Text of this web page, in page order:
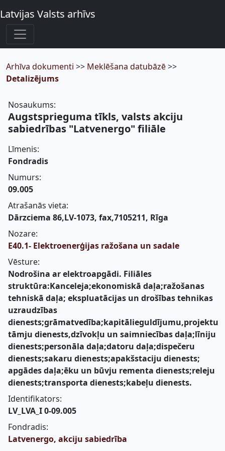
Latvijas Valsts arhīvs
Arhīva dokumenti >> Meklēšana datubāzē>>
Detalizējums
Nosaukums:
Augstsprieguma tīkls, valsts akciju
sabiedrības "Latvenergo" filiāle
Līmenis:
Fondradis
Numurs:
09.005
Atrašanās vieta:
Dārzciema 86,LV-1073, fax,7105211, Rīga
Nozare:
E40.1- Elektroenerģijas ražošana un sadale
Vēsture:
Nodrošina ar elektroapgādi. Filiāles
struktūra:Kanceleja;ekonomiskā daļa;ražošanas
tehniskā daļa; ekspluatācijas un drošības tehnikas
uzraudzības
dienests;grāmatvedība;kapitālieguldījumu,projektu
tāmju dienests,dzīvokļu un saimniecības daļa;līniju
dienests;personāla daļa;datoru daļa;dispečeru
dienests;sakaru dienests;apakšstaciju dienests;
apgādes daļa;ēku un būvju rementa dienests;releju
dienests;transporta dienests;kabeļu dienests.
Identifikators:
LV_LVA_I 0-09.005
Fondradis:
Latvenergo, akciju sabiedrība